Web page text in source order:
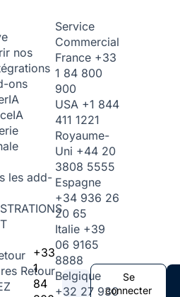
nos
ons
IA
IA
les add-
Retour
+33
1
84
Service
Commercial
France +33
1 84 800
900
USA +1 844
411 1221
Royaume-
Uni +44 20
3808 5555
Espagne
+34 936 26
20 65
Italie +39
06 9165
8888
Belgique
+32 27 930
Se
connecter